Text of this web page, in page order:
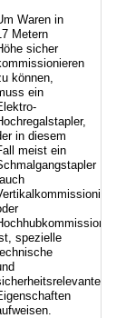
Waren in
Metern
sicher
können,
ein
in diesem
meist ein
spezielle